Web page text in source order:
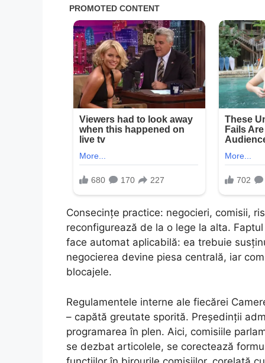
Consecințe practice: negocieri, comisii,
reconfigurează de la o lege la alta.
face automat aplicabilă: ea trebuie
negocierea devine piesa centrală, iar
blocajele.
Regulamentele interne ale fiecărei
– capătă greutate sporită. Președinții
programarea în plen. Aici, comisiile
se dezbat articolele, se corectează